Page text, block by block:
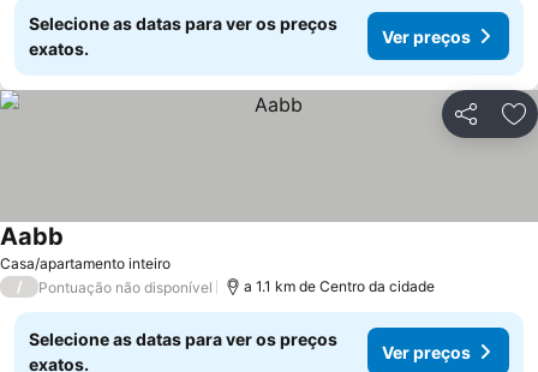
Selecione as datas para ver os preços
exatos.
Ver preços
Partilhar
Casa/apartamento inteiro
Aabb
/ Pontuação não disponível a 1.1 km de Centro da cidade
Selecione as datas para ver os preços
exatos.
Ver preços